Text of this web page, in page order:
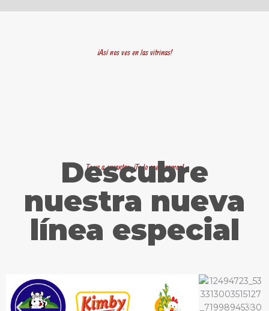
¡Así nos ves en las vitrinas!
Te va a encantar, ¡Te lo aseguramos!
Descubre
nuestra nueva
línea especial